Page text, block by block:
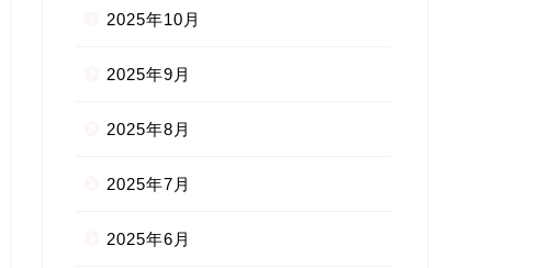
2025年10月
2025年9月
2025年8月
2025年7月
2025年6月